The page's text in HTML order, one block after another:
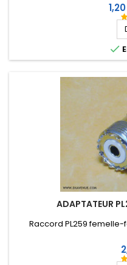
Prix

ADAPTATEUR
Raccord PL259 femelle-